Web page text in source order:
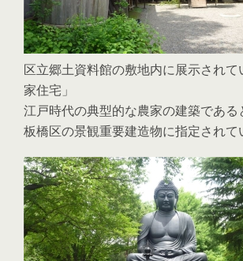
区立郷土資料館の敷地内に展示されて
家住宅」
江戸時代の典型的な農家の建築である
板橋区の景観重要建造物に指定されて